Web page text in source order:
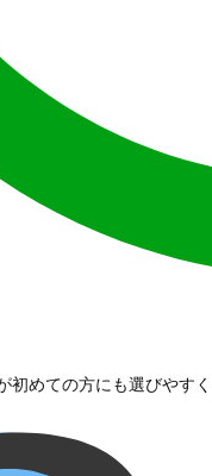
初めての方にも選びやす